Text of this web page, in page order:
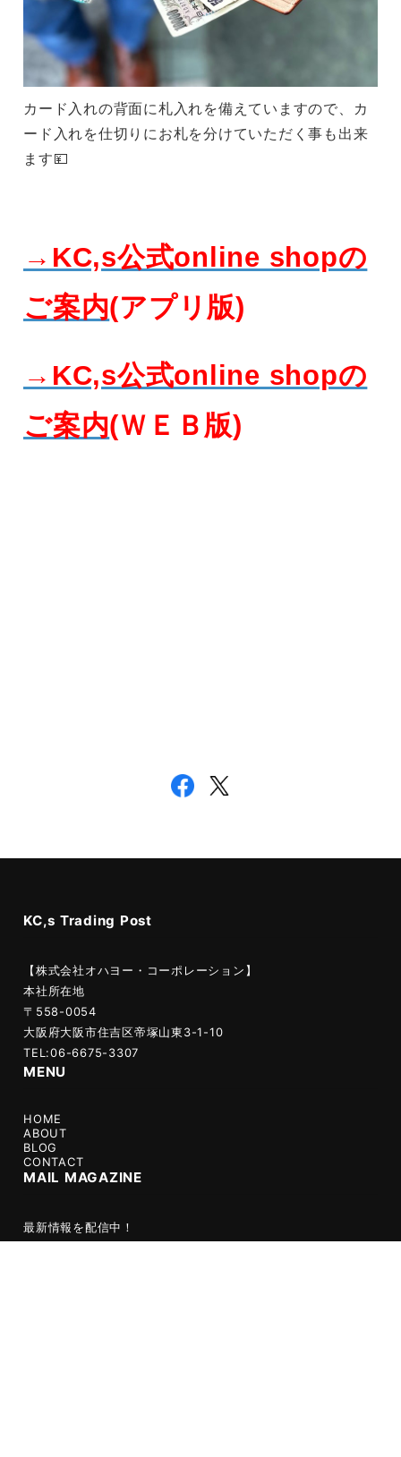
カード入れの背面に札入れを備えていますので、カ
ード入れを仕切りにお札を分けていただく事も出来
ます💴
→KC,s公式online shopの
ご案内(アプリ版)
→KC,s公式online shopの
ご案内(ＷＥＢ版)
KC,s Trading Post
【株式会社オハヨー・コーポレーション】
本社所在地
〒558-0054
大阪府大阪市住吉区帝塚山東3-1-10
TEL:06-6675-3307
MENU
HOME
ABOUT
BLOG
CONTACT
MAIL MAGAZINE
最新情報を配信中！